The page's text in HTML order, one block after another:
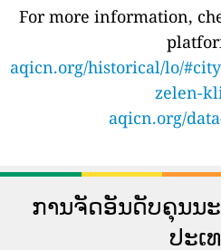
For more information,
aqicn.org/historical/lo/
zelen-
aqicn.org/
ການຈັດອັນດັບຄຸນນ
ປະເ